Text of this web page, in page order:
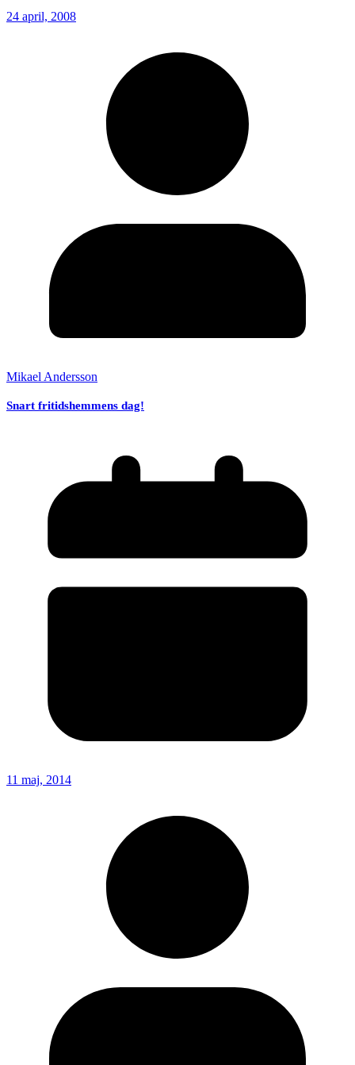
24 april, 2008
Mikael Andersson
Snart fritidshemmens dag!
11 maj, 2014